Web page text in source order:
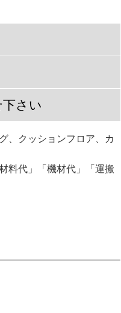
さい
、クッションフロア、カ
料代」「機材代」「運搬